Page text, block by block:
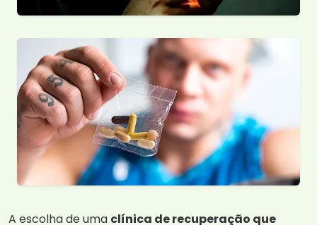
A escolha de uma clínica de recuperação que